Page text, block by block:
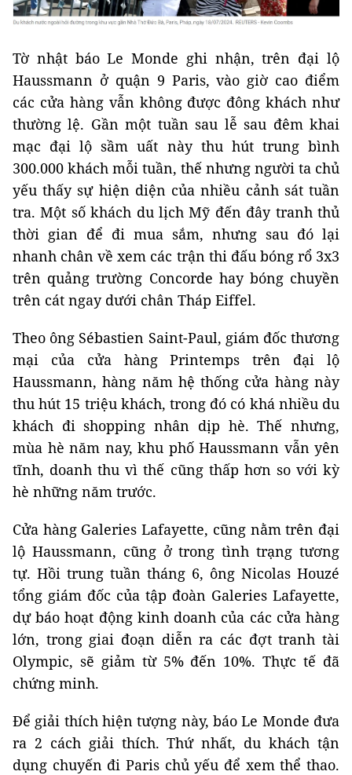
Tờ nhật báo Le Monde ghi nhận, trên đại lộ
Haussmann ở quận 9 Paris, vào giờ cao điểm
các cửa hàng vẫn không được đông khách như
thường lệ. Gần một tuần sau lễ sau đêm khai
mạc đại lộ sầm uất này thu hút trung bình
300.000 khách mỗi tuần, thế nhưng người ta chủ
yếu thấy sự hiện diện của nhiều cảnh sát tuần
tra. Một số khách du lịch Mỹ đến đây tranh thủ
thời gian để đi mua sắm, nhưng sau đó lại
nhanh chân về xem các trận thi đấu bóng rổ 3x3
trên quảng trường Concorde hay bóng chuyền
trên cát ngay dưới chân Tháp Eiffel.
Theo ông Sébastien Saint-Paul, giám đốc thương
mại của cửa hàng Printemps trên đại lộ
Haussmann, hàng năm hệ thống cửa hàng này
thu hút 15 triệu khách, trong đó có khá nhiều du
khách đi shopping nhân dịp hè. Thế nhưng,
mùa hè năm nay, khu phố Haussmann vẫn yên
tĩnh, doanh thu vì thế cũng thấp hơn so với kỳ
hè những năm trước.
Cửa hàng Galeries Lafayette, cũng nằm trên đại
lộ Haussmann, cũng ở trong tình trạng tương
tự. Hồi trung tuần tháng 6, ông Nicolas Houzé
tổng giám đốc của tập đoàn Galeries Lafayette,
dự báo hoạt động kinh doanh của các cửa hàng
lớn, trong giai đoạn diễn ra các đợt tranh tài
Olympic, sẽ giảm từ 5% đến 10%. Thực tế đã
chứng minh.
Để giải thích hiện tượng này, báo Le Monde đưa
ra 2 cách giải thích. Thứ nhất, du khách tận
dụng chuyến đi Paris chủ yếu để xem thể thao.